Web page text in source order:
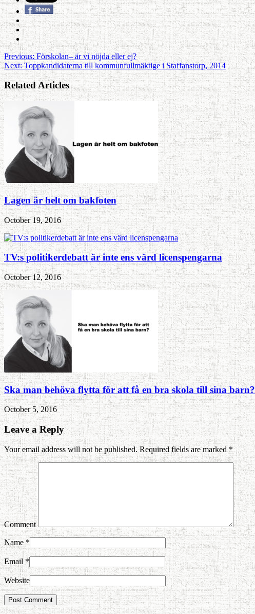
Previous:Förskolan– är vi nöjda eller ej?
Next:Toppkandidaterna till kommunfullmäktige i Staffanstorp, 2014
Related Articles
Lagen är helt om bakfoten
October 19, 2016
TV:s politikerdebatt är inte ens värd licenspengarna
October 12, 2016
Ska man behöva flytta för att få en bra skola till sina barn?
October 5, 2016
Leave a Reply
Your email address will not be published. Required fields are marked*
Comment
Name *
Email *
Website